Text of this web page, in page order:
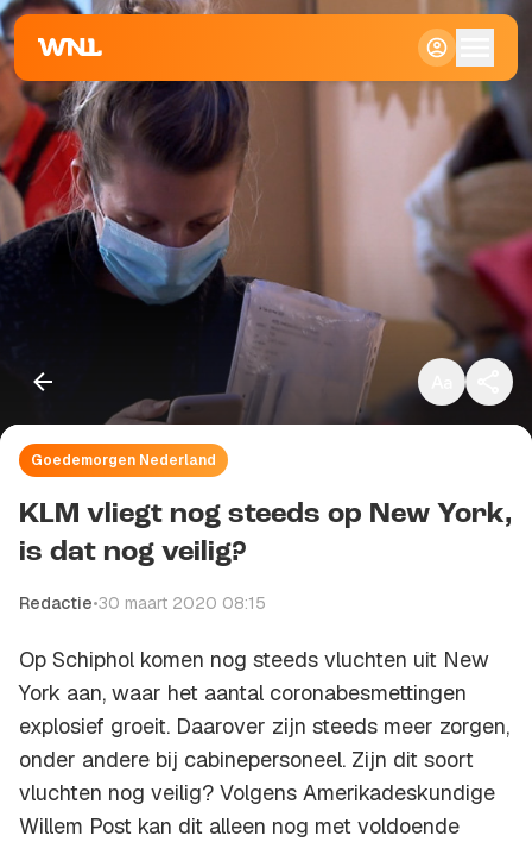
Standaard
Groot
Goedemorgen Nederland
KLM vliegt nog steeds op New York,
is dat nog veilig?
Redactie•30 maart 2020 08:15
Op Schiphol komen nog steeds vluchten uit New
York aan, waar het aantal coronabesmettingen
explosief groeit. Daarover zijn steeds meer zorgen,
onder andere bij cabinepersoneel. Zijn dit soort
vluchten nog veilig? Volgens Amerikadeskundige
Willem Post kan dit alleen nog met voldoende